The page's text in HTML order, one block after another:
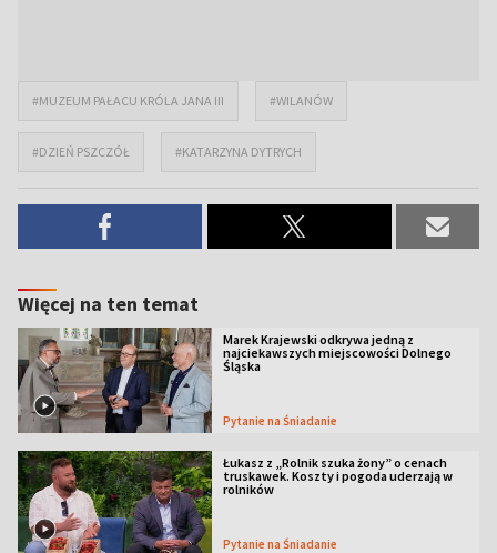
#MUZEUM PAŁACU KRÓLA JANA III #WILANÓW
#DZIEŃ PSZCZÓŁ #KATARZYNA DYTRYCH
Więcej na ten temat
Marek Krajewski odkrywa jedną z
najciekawszych miejscowości Dolnego
Śląska
Pytanie na Śniadanie
Łukasz z „Rolnik szuka żony” o cenach
truskawek. Koszty i pogoda uderzają w
rolników
Pytanie na Śniadanie